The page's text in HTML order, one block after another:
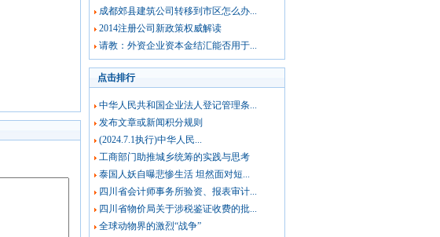
成都郊县建筑公司转移到市区怎么办...
2014注册公司新政策权威解读
请教：外资企业资本金结汇能否用于...
点击排行
中华人民共和国企业法人登记管理条...
发布文章或新闻积分规则
(2024.7.1执行)中华人民...
工商部门助推城乡统筹的实践与思考
泰国人妖自曝悲惨生活 坦然面对短...
四川省会计师事务所验资、报表审计...
四川省物价局关于涉税鉴证收费的批...
全球动物界的激烈“战争”